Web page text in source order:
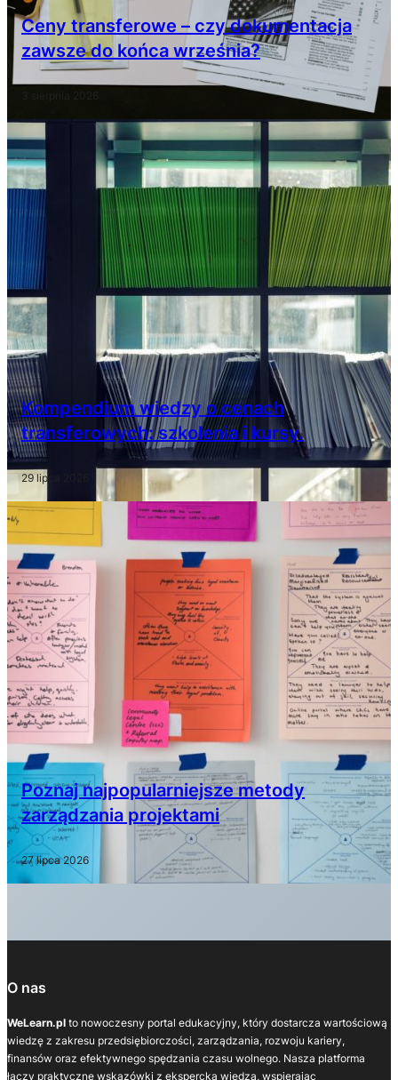
Ceny transferowe – czy dokumentacja
zawsze do końca września?
3 sierpnia 2026
Kompendium wiedzy o cenach
transferowych: szkolenia i kursy.
29 lipca 2026
Poznaj najpopularniejsze metody
zarządzania projektami
27 lipca 2026
O nas
WeLearn.pl to nowoczesny portal edukacyjny, który dostarcza wartościową
wiedzę z zakresu przedsiębiorczości, zarządzania, rozwoju kariery,
finansów oraz efektywnego spędzania czasu wolnego. Nasza platforma
łączy praktyczne wskazówki z ekspercką wiedzą, wspierając